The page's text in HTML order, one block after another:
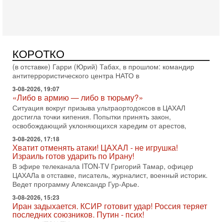
КОРОТКО
Сегодня гость нашей студии капитан 1-го ранга ВМC США
(в отставке) Гарри (Юрий) Табах, в прошлом: командир
антитеррористического центра НАТО в
3-08-2026, 19:07
«Либо в армию — либо в тюрьму?»
Ситуация вокруг призыва ультраортодоксов в ЦАХАЛ
достигла точки кипения. Попытки принять закон,
освобождающий уклоняющихся харедим от арестов,
3-08-2026, 17:18
Хватит отменять атаки! ЦАХАЛ - не игрушка!
Израиль готов ударить по Ирану!
В эфире телеканала ITON-TV Григорий Тамар, офицер
ЦАХАЛа в отставке, писатель, журналист, военный историк.
Ведет программу Александр Гур-Арье.
3-08-2026, 15:23
Иран задыхается. КСИР готовит удар! Россия теряет
последних союзников. Путин - псих!